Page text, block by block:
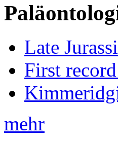
Late
First
mehr